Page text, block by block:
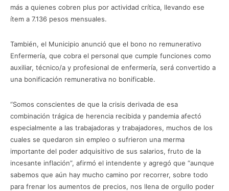
más a quienes cobren plus por actividad crítica, llevando ese
ítem a 7.136 pesos mensuales.
También, el Municipio anunció que el bono no remunerativo
Enfermería, que cobra el personal que cumple funciones como
auxiliar, técnico/a y profesional de enfermería, será convertido a
una bonificación remunerativa no bonificable.
“Somos conscientes de que la crisis derivada de esa
combinación trágica de herencia recibida y pandemia afectó
especialmente a las trabajadoras y trabajadores, muchos de los
cuales se quedaron sin empleo o sufrieron una merma
importante del poder adquisitivo de sus salarios, fruto de la
incesante inflación”, afirmó el intendente y agregó que “aunque
sabemos que aún hay mucho camino por recorrer, sobre todo
para frenar los aumentos de precios, nos llena de orgullo poder